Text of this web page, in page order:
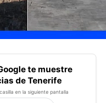
te muestre
de Tenerife
en la siguiente pantalla